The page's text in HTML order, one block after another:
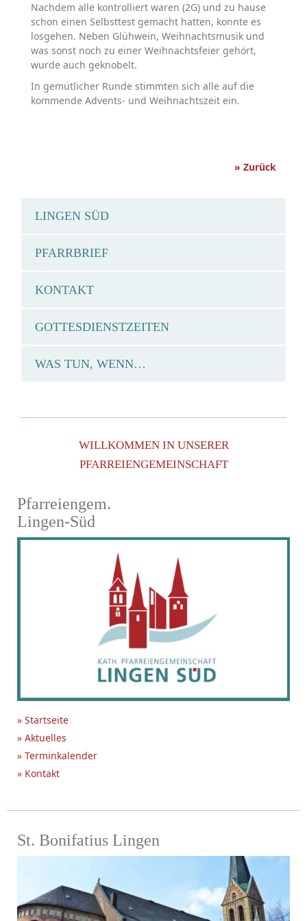
Nachdem alle kontrolliert waren (2G) und zu hause
schon einen Selbsttest gemacht hatten, konnte es
losgehen. Neben Glühwein, Weihnachtsmusik und
was sonst noch zu einer Weihnachtsfeier gehört,
wurde auch geknobelt.
In gemütlicher Runde stimmten sich alle auf die
kommende Advents- und Weihnachtszeit ein.
» Zurück
LINGEN SÜD
PFARRBRIEF
KONTAKT
GOTTESDIENSTZEITEN
WAS TUN, WENN…
WILLKOMMEN IN UNSERER
PFARREIENGEMEINSCHAFT
Pfarreiengem.
Lingen-Süd
» Startseite
» Aktuelles
» Terminkalender
» Kontakt
St. Bonifatius Lingen